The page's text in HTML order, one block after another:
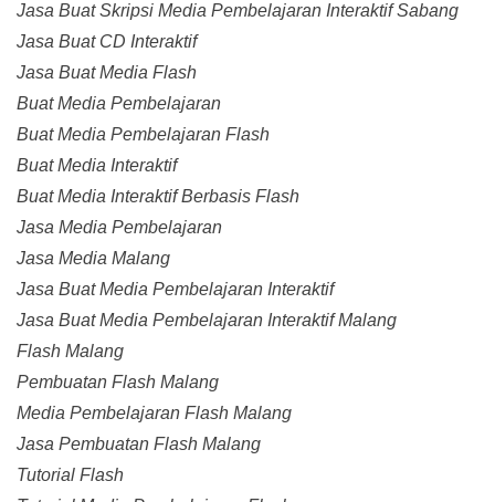
Jasa Buat Skripsi Media Pembelajaran Interaktif Sabang
Jasa Buat CD Interaktif
Jasa Buat Media Flash
Buat Media Pembelajaran
Buat Media Pembelajaran Flash
Buat Media Interaktif
Buat Media Interaktif Berbasis Flash
Jasa Media Pembelajaran
Jasa Media Malang
Jasa Buat Media Pembelajaran Interaktif
Jasa Buat Media Pembelajaran Interaktif Malang
Flash Malang
Pembuatan Flash Malang
Media Pembelajaran Flash Malang
Jasa Pembuatan Flash Malang
Tutorial Flash